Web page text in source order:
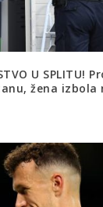
U SPLITU!
žena izbola